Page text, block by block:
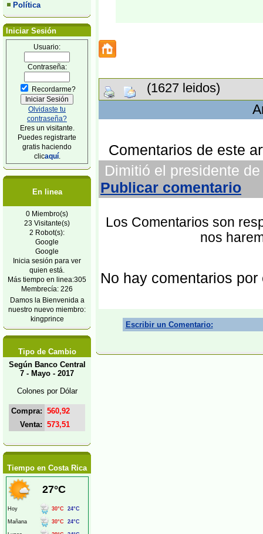
Política
Iniciar Sesión
Usuario:
Contraseña:
Recordarme?
Olvidaste tu
contraseña?
Eres un visitante.
Puedes registrarte
gratis haciendo
clicaquí.
En linea
0 Miembro(s)
23 Visitante(s)
2 Robot(s):
Google
Google
Inicia sesión para ver
quien está.
Más tiempo en linea:305
Membrecía: 226
Damos la Bienvenida a
nuestro nuevo miembro:
kingprince
Tipo de Cambio
Según Banco Central
7 - Mayo - 2017
Colones por Dólar
Compra: 560,92
Venta: 573,51
Tiempo en Costa Rica
(1627 leidos)
Comentarios de este
Dimitió el presidente
Publicar comentario
Los Comentarios son
nos
No hay comentarios por
Escribir un Comentario: